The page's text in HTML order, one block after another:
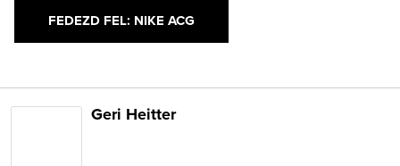
FEDEZD FEL: NIKE ACG
Geri Heitter